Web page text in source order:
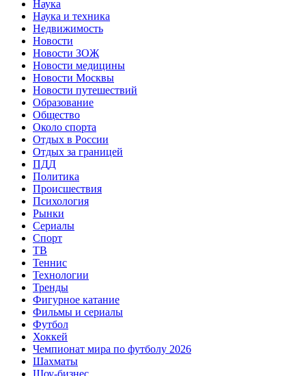
Наука
Наука и техника
Недвижимость
Новости
Новости ЗОЖ
Новости медицины
Новости Москвы
Новости путешествий
Образование
Общество
Около спорта
Отдых в России
Отдых за границей
ПДД
Политика
Происшествия
Психология
Рынки
Сериалы
Спорт
ТВ
Теннис
Технологии
Тренды
Фигурное катание
Фильмы и сериалы
Футбол
Хоккей
Чемпионат мира по футболу 2026
Шахматы
Шоу-бизнес